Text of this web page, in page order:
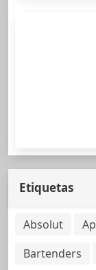
Etiquetas
Absolut
Bartenders